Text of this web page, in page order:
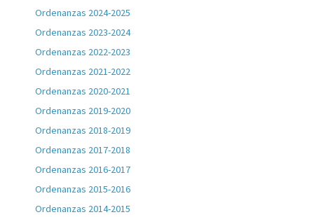
Ordenanzas 2024-2025
Ordenanzas 2023-2024
Ordenanzas 2022-2023
Ordenanzas 2021-2022
Ordenanzas 2020-2021
Ordenanzas 2019-2020
Ordenanzas 2018-2019
Ordenanzas 2017-2018
Ordenanzas 2016-2017
Ordenanzas 2015-2016
Ordenanzas 2014-2015